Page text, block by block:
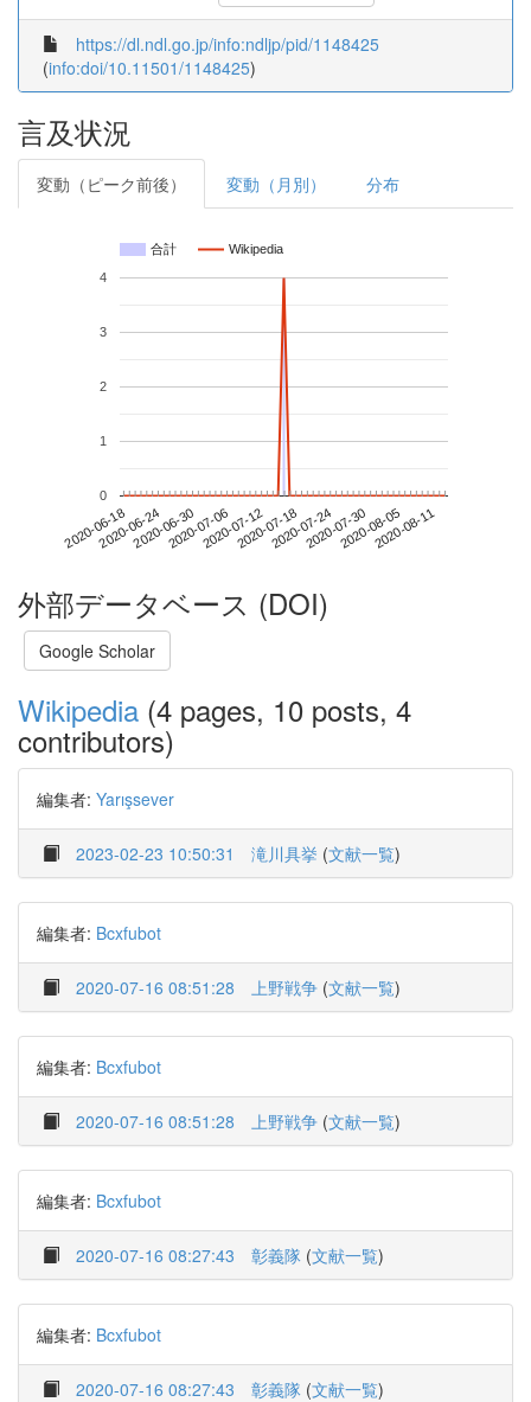
https://dl.ndl.go.jp/info:ndljp/pid/1148425
(info:doi/10.11501/1148425)
言及状況
変動（ピーク前後） 変動（月別） 分布
合計 Wikipedia
2020-06-182020-06-242020-06-302020-07-062020-07-122020-07-182020-07-242020-07-302020-08-052020-08-11
0
1
2
3
4
外部データベース (DOI)
Google Scholar
Wikipedia (4 pages, 10 posts, 4
contributors)
編集者: Yarışsever
2023-02-23 10:50:31 滝川具挙 (文献一覧)
編集者: Bcxfubot
2020-07-16 08:51:28 上野戦争 (文献一覧)
編集者: Bcxfubot
2020-07-16 08:51:28 上野戦争 (文献一覧)
編集者: Bcxfubot
2020-07-16 08:27:43 彰義隊 (文献一覧)
編集者: Bcxfubot
2020-07-16 08:27:43 彰義隊 (文献一覧)